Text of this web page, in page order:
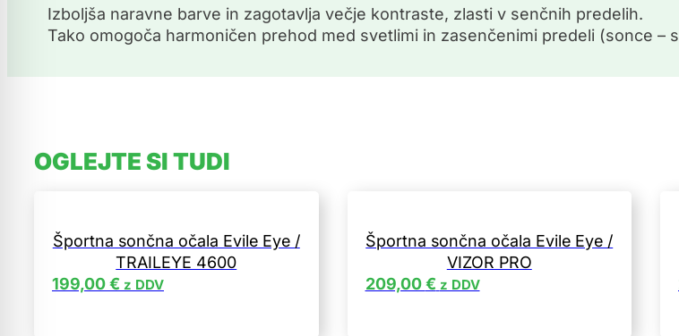
Izboljša naravne barve in zagotavlja večje kontraste, zlasti v senčnih predelih.
Tako omogoča harmoničen prehod med svetlimi in zasenčenimi predeli (sonce –
OGLEJTE SI TUDI
Športna sončna očala Evile Eye /
TRAILEYE 4600
199,00€ z DDV
Športna sončna očala Evile Eye /
VIZOR PRO
209,00€ z DDV